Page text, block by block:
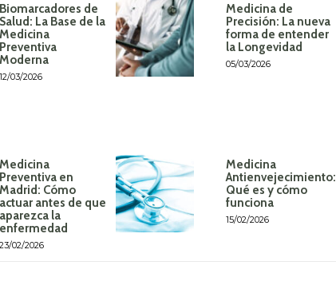
Biomarcadores de
Salud: La Base de la
Medicina
Preventiva
Moderna
12/03/2026
Medicina de
Precisión: La nueva
forma de entender
la Longevidad
05/03/2026
Medicina
Preventiva en
Madrid: Cómo
actuar antes de que
aparezca la
enfermedad
23/02/2026
Medicina
Antienvejecimiento:
Qué es y cómo
funciona
15/02/2026